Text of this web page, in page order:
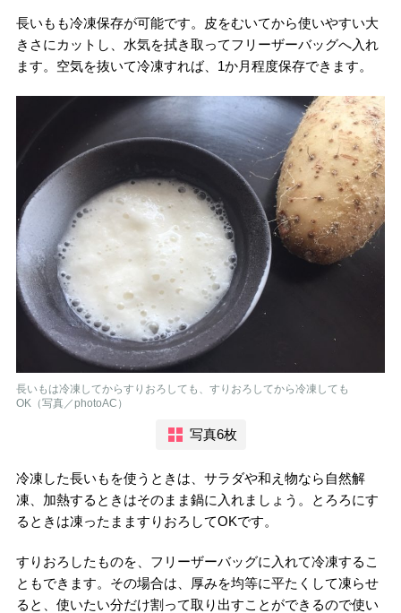
長いもも冷凍保存が可能です。皮をむいてから使いやすい大
きさにカットし、水気を拭き取ってフリーザーバッグへ入れ
ます。空気を抜いて冷凍すれば、1か月程度保存できます。
長いもは冷凍してからすりおろしても、すりおろしてから冷凍しても
OK（写真／photoAC）
写真6枚
冷凍した長いもを使うときは、サラダや和え物なら自然解
凍、加熱するときはそのまま鍋に入れましょう。とろろにす
るときは凍ったまますりおろしてOKです。
すりおろしたものを、フリーザーバッグに入れて冷凍するこ
ともできます。その場合は、厚みを均等に平たくして凍らせ
ると、使いたい分だけ割って取り出すことができるので使い